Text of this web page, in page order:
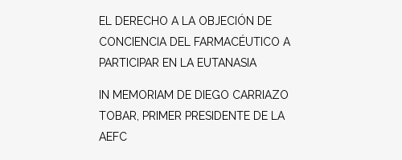
EL DERECHO A LA OBJECIÓN DE
CONCIENCIA DEL FARMACÉUTICO A
PARTICIPAR EN LA EUTANASIA
IN MEMORIAM DE DIEGO CARRIAZO
TOBAR, PRIMER PRESIDENTE DE LA
AEFC